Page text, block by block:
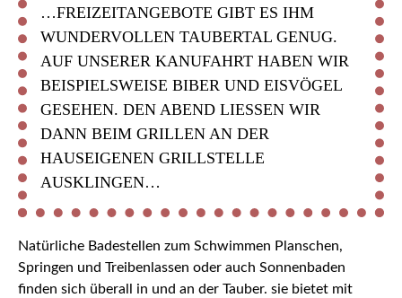
…FREIZEITANGEBOTE GIBT ES IHM
WUNDERVOLLEN TAUBERTAL GENUG.
AUF UNSERER KANUFAHRT HABEN WIR
BEISPIELSWEISE BIBER UND EISVÖGEL
GESEHEN. DEN ABEND LIESSEN WIR D
ANN BEIM GRILLEN AN DER H
AUSEIGENEN GRILLSTELLE A
USKLINGEN…
Natürliche Badestellen zum Schwimmen Planschen,
Springen und Treibenlassen oder auch Sonnenbaden
finden sich überall in und an der Tauber. sie bietet mit